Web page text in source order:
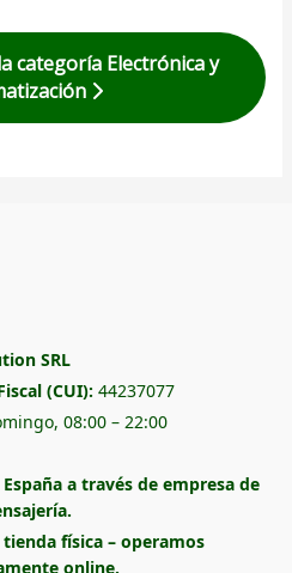
categoría Electrónica y
SRL
(CUI): 44237077
08:00 – 22:00
a través de empresa de
física – operamos
online.